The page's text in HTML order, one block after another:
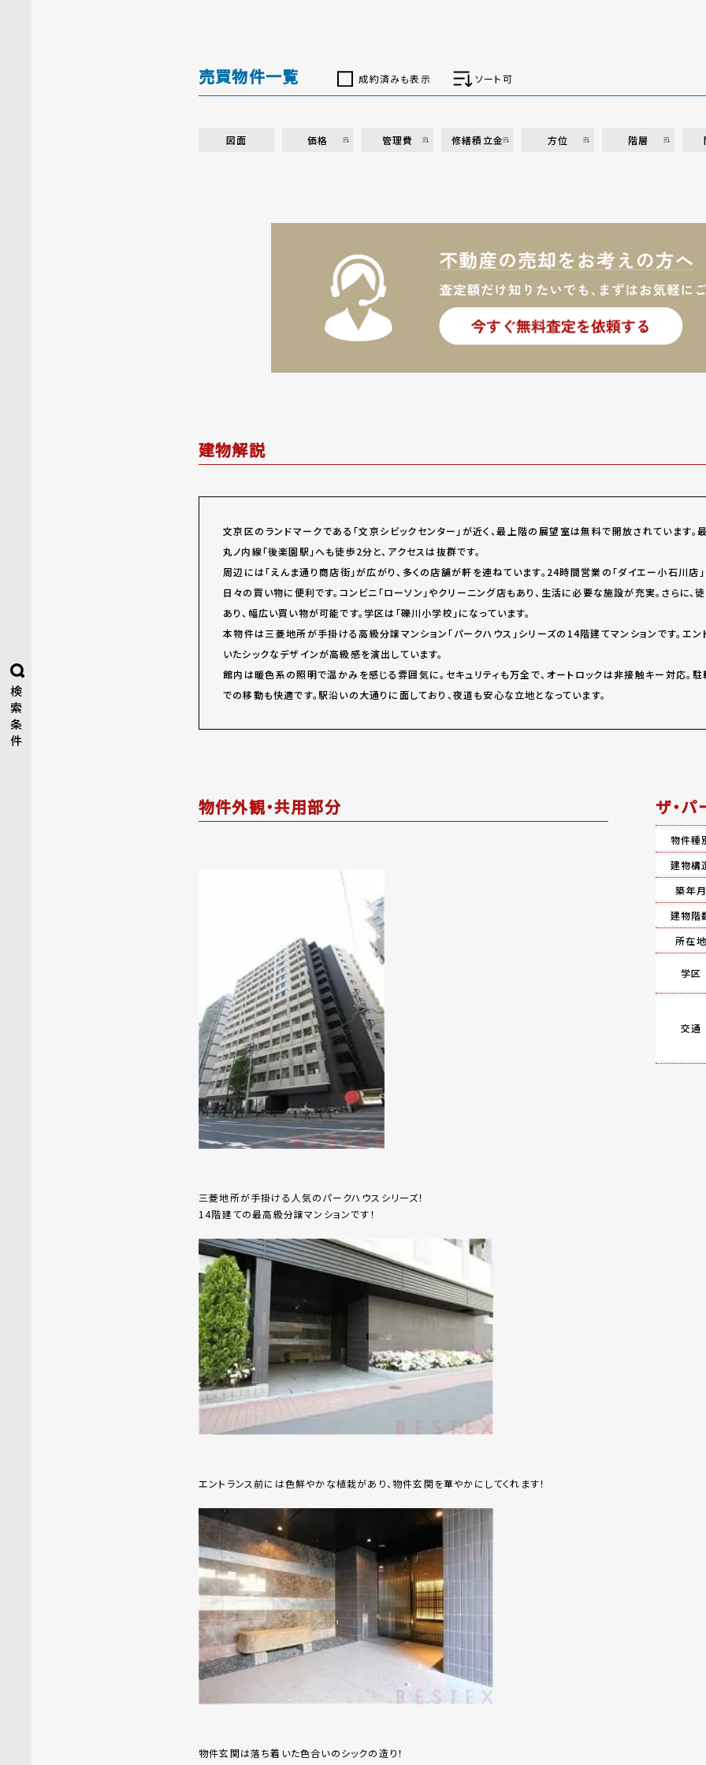
検
索
条
件
売買物件一覧 成約済みも表示 ソート可
図面 価格 管理費 修繕積立金 方位 階層
建物解説
文京区のランドマークである「文京シビックセンター」が近く、最上階の展望室は無料で開放されています
丸ノ内線「後楽園駅」へも徒歩2分と、アクセスは抜群です。
周辺には「えんま通り商店街」が広がり、多くの店舗が軒を連ねています。24時間営業の「ダイエー小石川店
日々の買い物に便利です。コンビニ「ローソン」やクリーニング店もあり、生活に必要な施設が充実。さらに
あり、幅広い買い物が可能です。学区は「礫川小学校」になっています。
本物件は三菱地所が手掛ける高級分譲マンション「パークハウス」シリーズの14階建てマンションです。エ
いたシックなデザインが高級感を演出しています。
館内は暖色系の照明で温かみを感じる雰囲気に。セキュリティも万全で、オートロックは非接触キー対応。
での移動も快適です。駅沿いの大通りに面しており、夜道も安心な立地となっています。
物件外観・共用部分
三菱地所が手掛ける人気のパークハウスシリーズ！
14階建ての最高級分譲マンションです！
エントランス前には色鮮やかな植栽があり、物件玄関を華やかにしてくれます！
物件玄関は落ち着いた色合いのシックの造り！
ザ・
物件種
建物構
築年月
建物階
所在地
学区
交通